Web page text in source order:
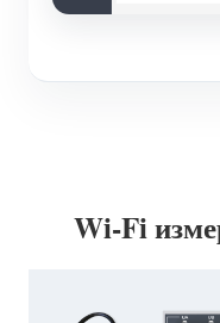
Wi-Fi